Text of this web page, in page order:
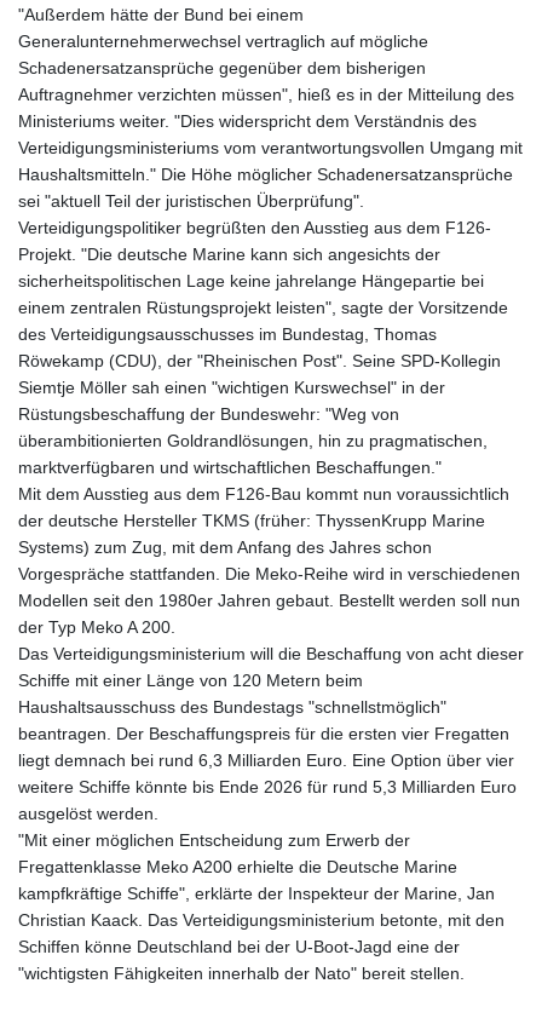
"Außerdem hätte der Bund bei einem
Generalunternehmerwechsel vertraglich auf mögliche
Schadenersatzansprüche gegenüber dem bisherigen
Auftragnehmer verzichten müssen", hieß es in der Mitteilung des
Ministeriums weiter. "Dies widerspricht dem Verständnis des
Verteidigungsministeriums vom verantwortungsvollen Umgang mit
Haushaltsmitteln." Die Höhe möglicher Schadenersatzansprüche
sei "aktuell Teil der juristischen Überprüfung".
Verteidigungspolitiker begrüßten den Ausstieg aus dem F126-
Projekt. "Die deutsche Marine kann sich angesichts der
sicherheitspolitischen Lage keine jahrelange Hängepartie bei
einem zentralen Rüstungsprojekt leisten", sagte der Vorsitzende
des Verteidigungsausschusses im Bundestag, Thomas
Röwekamp (CDU), der "Rheinischen Post". Seine SPD-Kollegin
Siemtje Möller sah einen "wichtigen Kurswechsel" in der
Rüstungsbeschaffung der Bundeswehr: "Weg von
überambitionierten Goldrandlösungen, hin zu pragmatischen,
marktverfügbaren und wirtschaftlichen Beschaffungen."
Mit dem Ausstieg aus dem F126-Bau kommt nun voraussichtlich
der deutsche Hersteller TKMS (früher: ThyssenKrupp Marine
Systems) zum Zug, mit dem Anfang des Jahres schon
Vorgespräche stattfanden. Die Meko-Reihe wird in verschiedenen
Modellen seit den 1980er Jahren gebaut. Bestellt werden soll nun
der Typ Meko A 200.
Das Verteidigungsministerium will die Beschaffung von acht dieser
Schiffe mit einer Länge von 120 Metern beim
Haushaltsausschuss des Bundestags "schnellstmöglich"
beantragen. Der Beschaffungspreis für die ersten vier Fregatten
liegt demnach bei rund 6,3 Milliarden Euro. Eine Option über vier
weitere Schiffe könnte bis Ende 2026 für rund 5,3 Milliarden Euro
ausgelöst werden.
"Mit einer möglichen Entscheidung zum Erwerb der
Fregattenklasse Meko A200 erhielte die Deutsche Marine
kampfkräftige Schiffe", erklärte der Inspekteur der Marine, Jan
Christian Kaack. Das Verteidigungsministerium betonte, mit den
Schiffen könne Deutschland bei der U-Boot-Jagd eine der
"wichtigsten Fähigkeiten innerhalb der Nato" bereit stellen.